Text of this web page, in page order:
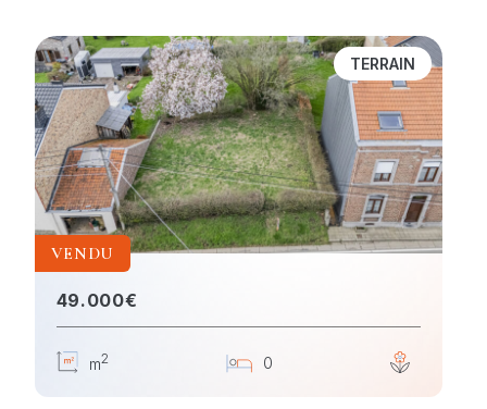
TERRAIN
VENDU
49.000€
m2 0